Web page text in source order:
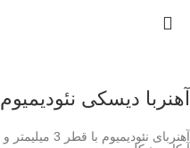
آهنربا دیسکی نئودیمیوم 2*3